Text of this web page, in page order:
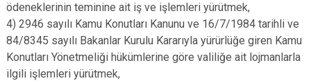
ödeneklerinin teminine ait iş ve işlemleri yürütmek,
4) 2946 sayılı Kamu Konutları Kanunu ve 16/7/1984 tarihli ve
84/8345 sayılı Bakanlar Kurulu Kararıyla yürürlüğe giren Kamu
Konutları Yönetmeliği hükümlerine göre valiliğe ait lojmanlarla
ilgili işlemleri yürütmek,